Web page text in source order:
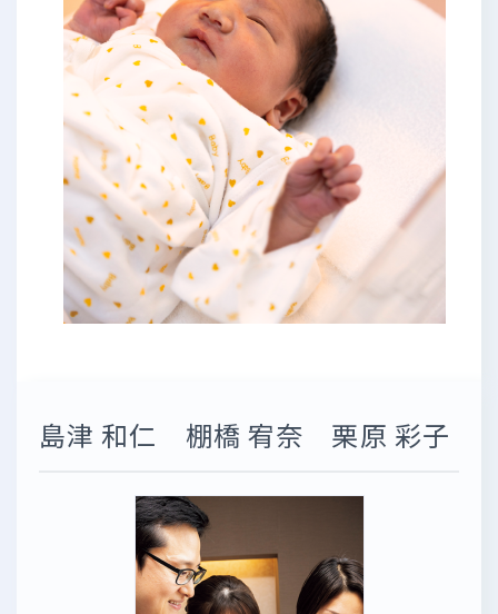
島津 和仁 棚橋 宥奈 栗原 彩子